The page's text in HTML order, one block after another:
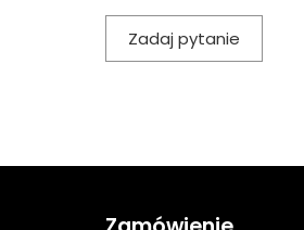
Zadaj pytanie